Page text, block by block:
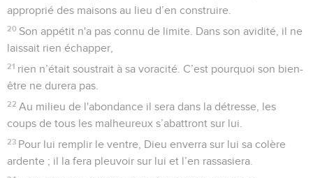
approprié des maisons au lieu d’en construire.
20 Son appétit n'a pas connu de limite. Dans son avidité, il ne
laissait rien échapper,
21 rien n’était soustrait à sa voracité. C’est pourquoi son bien-
être ne durera pas.
22 Au milieu de l'abondance il sera dans la détresse, les
coups de tous les malheureux s’abattront sur lui.
23 Pour lui remplir le ventre, Dieu enverra sur lui sa colère
ardente ; il la fera pleuvoir sur lui et l’en rassasiera.